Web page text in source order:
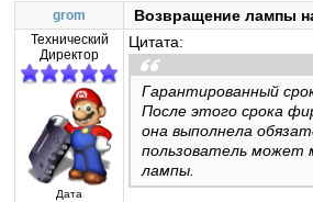
grom Возвращение лампы
Технический
Директор
Дата
Цитата:
Гарантированный
После этого срока
она выполнела
пользователь может
лампы.